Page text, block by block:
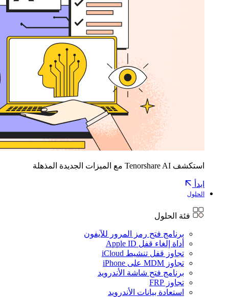
استكشف Tenorshare AI مع الميزات الجديدة المذهلة
ابدأ
الحلول
فئة الحلول
برنامج فتح رمز المرور للآيفون
أداة إلغاء قفل Apple ID
تجاوز قفل تنشيط iCloud
تجاوز MDM على iPhone
برنامج فتح شاشة الأندرويد
تجاوز FRP
استعادة بيانات الأندرويد